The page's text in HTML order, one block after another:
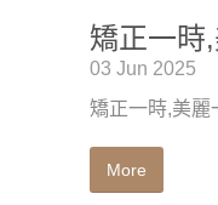
矯正一時
03 Jun 2025
矯正一時,美麗
More